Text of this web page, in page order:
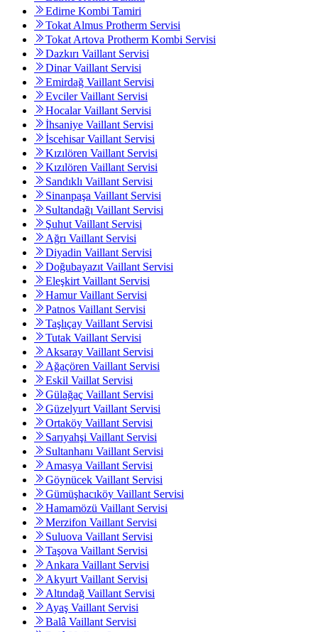
Edirne Kombi Tamiri
Tokat Almus Protherm Servisi
Tokat Artova Protherm Kombi Servisi
Dazkırı Vaillant Servisi
Dinar Vaillant Servisi
Emirdağ Vaillant Servisi
Evciler Vaillant Servisi
Hocalar Vaillant Servisi
İhsaniye Vaillant Servisi
İscehisar Vaillant Servisi
Kızılören Vaillant Servisi
Kızılören Vaillant Servisi
Sandıklı Vaillant Servisi
Sinanpaşa Vaillant Servisi
Sultandağı Vaillant Servisi
Şuhut Vaillant Servisi
Ağrı Vaillant Servisi
Diyadin Vaillant Servisi
Doğubayazıt Vaillant Servisi
Eleşkirt Vaillant Servisi
Hamur Vaillant Servisi
Patnos Vaillant Servisi
Taşlıçay Vaillant Servisi
Tutak Vaillant Servisi
Aksaray Vaillant Servisi
Ağaçören Vaillant Servisi
Eskil Vaillat Servisi
Gülağaç Vaillant Servisi
Güzelyurt Vaillant Servisi
Ortaköy Vaillant Servisi
Sarıyahşi Vaillant Servisi
Sultanhanı Vaillant Servisi
Amasya Vaillant Servisi
Göynücek Vaillant Servisi
Gümüşhacıköy Vaillant Servisi
Hamamözü Vaillant Servisi
Merzifon Vaillant Servisi
Suluova Vaillant Servisi
Taşova Vaillant Servisi
Ankara Vaillant Servisi
Akyurt Vaillant Servisi
Altındağ Vaillant Servisi
Ayaş Vaillant Servisi
Balâ Vaillant Servisi